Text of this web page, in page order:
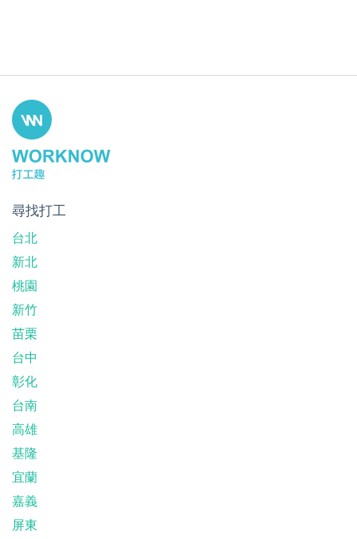
尋找打工
台北
新北
桃園
新竹
苗栗
台中
彰化
台南
高雄
基隆
宜蘭
嘉義
屏東